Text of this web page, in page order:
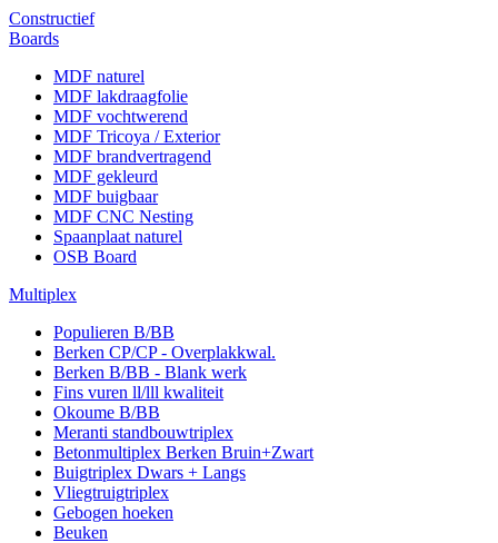
Constructief
Boards
MDF naturel
MDF lakdraagfolie
MDF vochtwerend
MDF Tricoya / Exterior
MDF brandvertragend
MDF gekleurd
MDF buigbaar
MDF CNC Nesting
Spaanplaat naturel
OSB Board
Multiplex
Populieren B/BB
Berken CP/CP - Overplakkwal.
Berken B/BB - Blank werk
Fins vuren ll/lll kwaliteit
Okoume B/BB
Meranti standbouwtriplex
Betonmultiplex Berken Bruin+Zwart
Buigtriplex Dwars + Langs
Vliegtruigtriplex
Gebogen hoeken
Beuken